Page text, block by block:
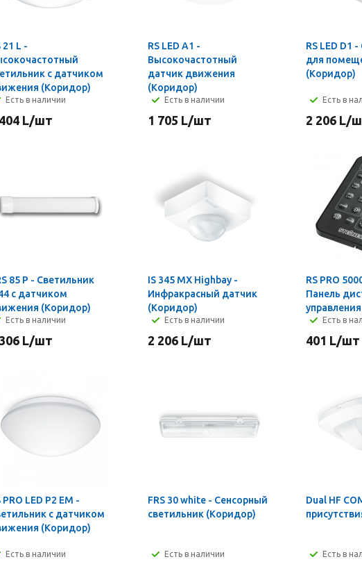
21 L -
с датчиком
(Коридор)
Есть в наличии
L/шт
RS LED A1 -
Высокочастотный
датчик движения
(Коридор)
Есть в наличии
1 705 L/шт
RS LED D1
для
(Коридор)
Есть в
2 206 L/
85 P - Светильник
с датчиком
(Коридор)
Есть в наличии
L/шт
IS 345 MX Highbay -
Инфракрасный датчик
(Коридор)
Есть в наличии
2 206L/шт
RS PRO
Панель
Есть в
401 L/шт
PRO LED P2 EM -
с датчиком
(Коридор)
Есть в наличии
FRS 30 white - Сенсорный
светильник (Коридор)
Есть в наличии
Dual HF
Есть в